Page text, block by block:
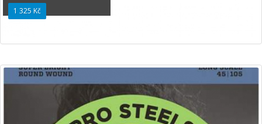
1 325 Kč